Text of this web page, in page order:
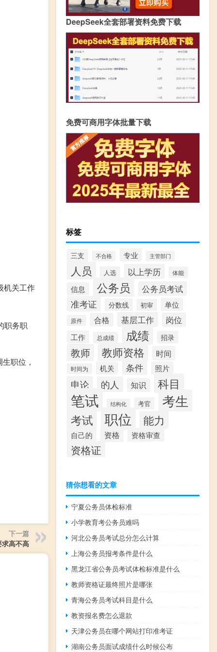
机关工作
职务职
职位，
下一篇
高不高
DeepSeek全套部署资料免费下载
免费可商用字体批量下载
标签
三支 不合格 专业 主管部门
人员 人选 以上学历 体能
信息 公务员 公务员考试
准考证 分数线 初审 单位
原件 合格 基层工作 岗位
工作 总成绩 成绩 招录
教师 教师资格 时间
时间为 机关 条件 照片
申论 的人 知识 科目
笔试 结构化 考官 考生
考试 职位 能力
自己的 资格 资格审查
资格证
猜你想看的文章
宁夏公务员体检标准
小学教育考公务员难吗
河北公务员考试总分怎么计算
上海公务员报考条件是什么
黑龙江省公务员考试体检标准是什么
教师资格证最终照片是哪张
青海公务员考试科目是什么
教资报名费怎么退款
天津公务员在哪个网站打印准考证
湖南公务员面试成绩什么时候公布